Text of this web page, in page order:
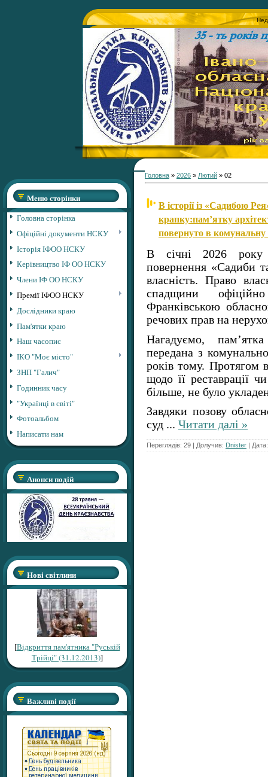
Меню сторінки
Головна сторінка
Офіційні документи НСКУ
Історія ІФОО НСКУ
Керівництво ІФ ОО НСКУ
Члени ІФ ОО НСКУ
Премії ІФОО НСКУ
Дослідники краю
Пам'ятки краю
Наш часопис
ІКО "Моє місто"
ЗНП "Галич"
Годинник часу
"Українці в світі"
Фотоальбом
Написати нам
Анонси подій
Нові світлини
[Відкриття пам'ятника "Руській
Трійці" (31.12.2013)]
Важливі події
Головна » 2026 » Лютий » 02
В історії із «Садибою
крапку:пам’ятку
повернуто в комунальну
В січні 2026 року
повернення «Садиби
власність. Право
спадщини
Франківською
речових прав на
Нагадуємо,
передана з
років тому. Протягом
щодо її реставрації
більше, не було
Завдяки позову
суд ... Читати далі »
Переглядів: 29 | Долучив: Dnister |